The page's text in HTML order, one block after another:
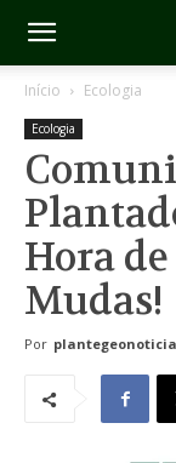
Início Ecologia
Ecologia
Hora
Mudas!
Por plantegeonoticia